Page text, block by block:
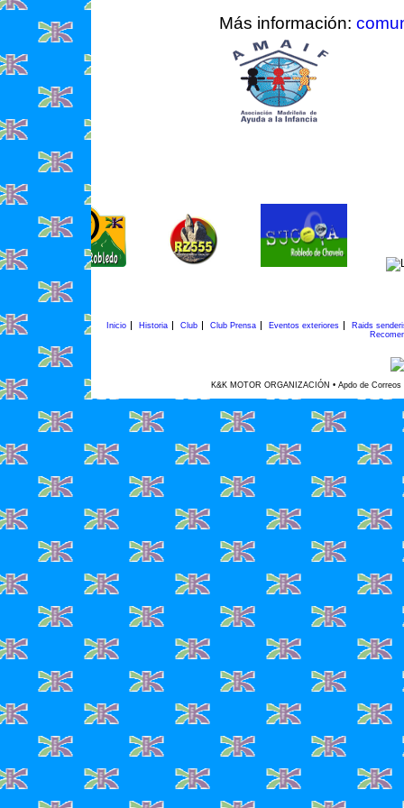
Más información:
Inicio Historia Club Club Prensa Eventos exteriores
Raids
K&K MOTOR ORGANIZACIÓN • Apdo de